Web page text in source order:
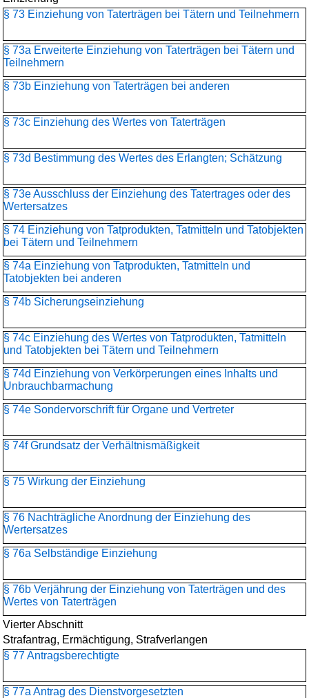
§ 73 Einziehung von Taterträgen bei Tätern und Teilnehmern
§ 73a Erweiterte Einziehung von Taterträgen bei Tätern und
Teilnehmern
§ 73b Einziehung von Taterträgen bei anderen
§ 73c Einziehung des Wertes von Taterträgen
§ 73d Bestimmung des Wertes des Erlangten; Schätzung
§ 73e Ausschluss der Einziehung des Tatertrages oder des
Wertersatzes
§ 74 Einziehung von Tatprodukten, Tatmitteln und Tatobjekten
bei Tätern und Teilnehmern
§ 74a Einziehung von Tatprodukten, Tatmitteln und
Tatobjekten bei anderen
§ 74b Sicherungseinziehung
§ 74c Einziehung des Wertes von Tatprodukten, Tatmitteln
und Tatobjekten bei Tätern und Teilnehmern
§ 74d Einziehung von Verkörperungen eines Inhalts und
Unbrauchbarmachung
§ 74e Sondervorschrift für Organe und Vertreter
§ 74f Grundsatz der Verhältnismäßigkeit
§ 75 Wirkung der Einziehung
§ 76 Nachträgliche Anordnung der Einziehung des
Wertersatzes
§ 76a Selbständige Einziehung
§ 76b Verjährung der Einziehung von Taterträgen und des
Wertes von Taterträgen
Vierter Abschnitt
Strafantrag, Ermächtigung, Strafverlangen
§ 77 Antragsberechtigte
§ 77a Antrag des Dienstvorgesetzten